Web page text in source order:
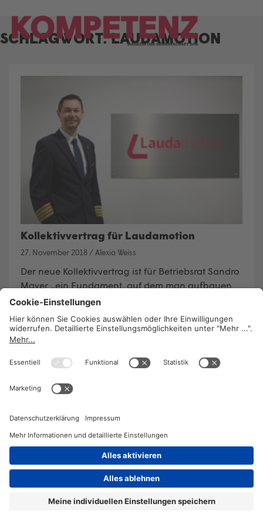
content
SCHLAGWORT:LAUDAMOTION
Kollektivvertrag für Laudamotion
27. November 2018 / Alexia Weiss
Der neue Kollektivvertrag ist für Betriebsrat Sandro
Mayer „ein Fundament, auf dem man aufbauen
kann“.
WEITERLESEN
DATENSCHUTZ OFFENLEGUNG IMPRESSUM